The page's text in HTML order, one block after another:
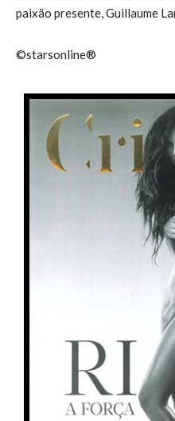
paixão presente, Guillaume
©starsonline®